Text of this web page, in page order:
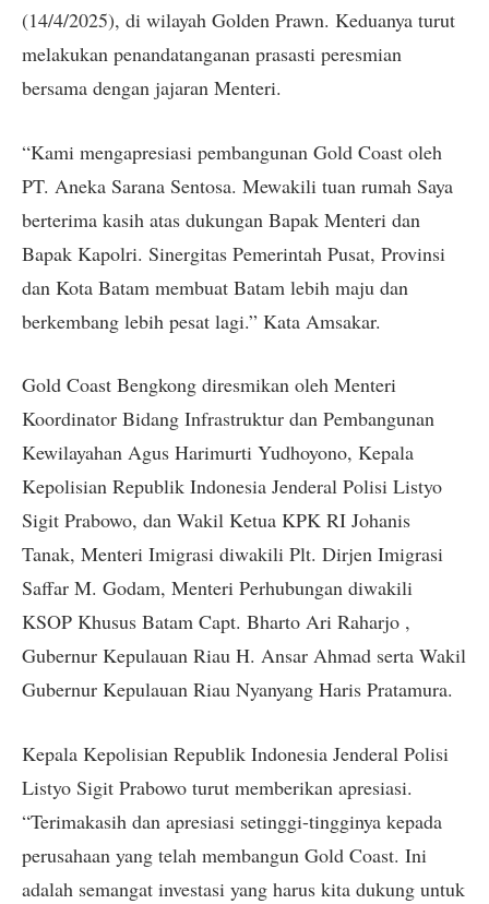
(14/4/2025), di wilayah Golden Prawn. Keduanya turut
melakukan penandatanganan prasasti peresmian
bersama dengan jajaran Menteri.
“Kami mengapresiasi pembangunan Gold Coast oleh
PT. Aneka Sarana Sentosa. Mewakili tuan rumah Saya
berterima kasih atas dukungan Bapak Menteri dan
Bapak Kapolri. Sinergitas Pemerintah Pusat, Provinsi
dan Kota Batam membuat Batam lebih maju dan
berkembang lebih pesat lagi.” Kata Amsakar.
Gold Coast Bengkong diresmikan oleh Menteri
Koordinator Bidang Infrastruktur dan Pembangunan
Kewilayahan Agus Harimurti Yudhoyono, Kepala
Kepolisian Republik Indonesia Jenderal Polisi Listyo
Sigit Prabowo, dan Wakil Ketua KPK RI Johanis
Tanak, Menteri Imigrasi diwakili Plt. Dirjen Imigrasi
Saffar M. Godam, Menteri Perhubungan diwakili
KSOP Khusus Batam Capt. Bharto Ari Raharjo ,
Gubernur Kepulauan Riau H. Ansar Ahmad serta Wakil
Gubernur Kepulauan Riau Nyanyang Haris Pratamura.
Kepala Kepolisian Republik Indonesia Jenderal Polisi
Listyo Sigit Prabowo turut memberikan apresiasi.
“Terimakasih dan apresiasi setinggi-tingginya kepada
perusahaan yang telah membangun Gold Coast. Ini
adalah semangat investasi yang harus kita dukung untuk